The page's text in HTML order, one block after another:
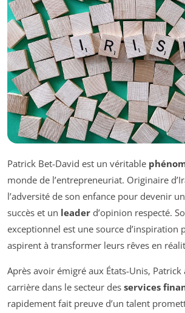
Patrick Bet-David est un véritable
monde de l’entrepreneuriat. Originaire
l’adversité de son enfance pour devenir un
succès et un leader d’opinion respecté.
exceptionnel est une source d’inspiration
aspirent à transformer leurs rêves en
Après avoir émigré aux États-Unis, Patrick
carrière dans le secteur des services
rapidement fait preuve d’un talent